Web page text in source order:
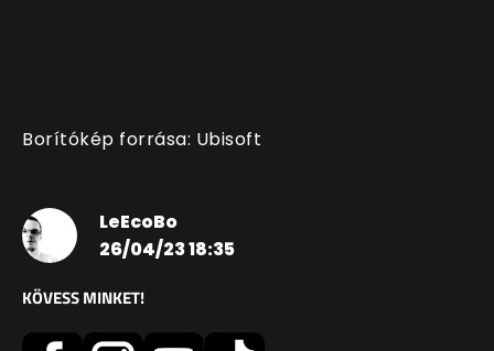
Borítókép forrása: Ubisoft
LeEcoBo
26/04/23 18:35
KÖVESS MINKET!